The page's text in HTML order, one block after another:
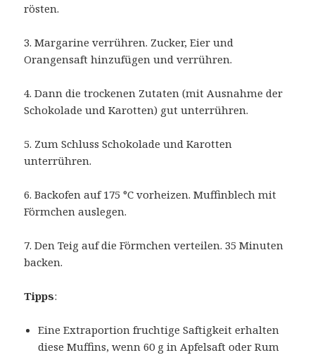
rösten.
3. Margarine verrühren. Zucker, Eier und
Orangensaft hinzufügen und verrühren.
4. Dann die trockenen Zutaten (mit Ausnahme der
Schokolade und Karotten) gut unterrühren.
5. Zum Schluss Schokolade und Karotten
unterrühren.
6. Backofen auf 175 °C vorheizen. Muffinblech mit
Förmchen auslegen.
7. Den Teig auf die Förmchen verteilen. 35 Minuten
backen.
Tipps:
Eine Extraportion fruchtige Saftigkeit erhalten
diese Muffins, wenn 60 g in Apfelsaft oder Rum